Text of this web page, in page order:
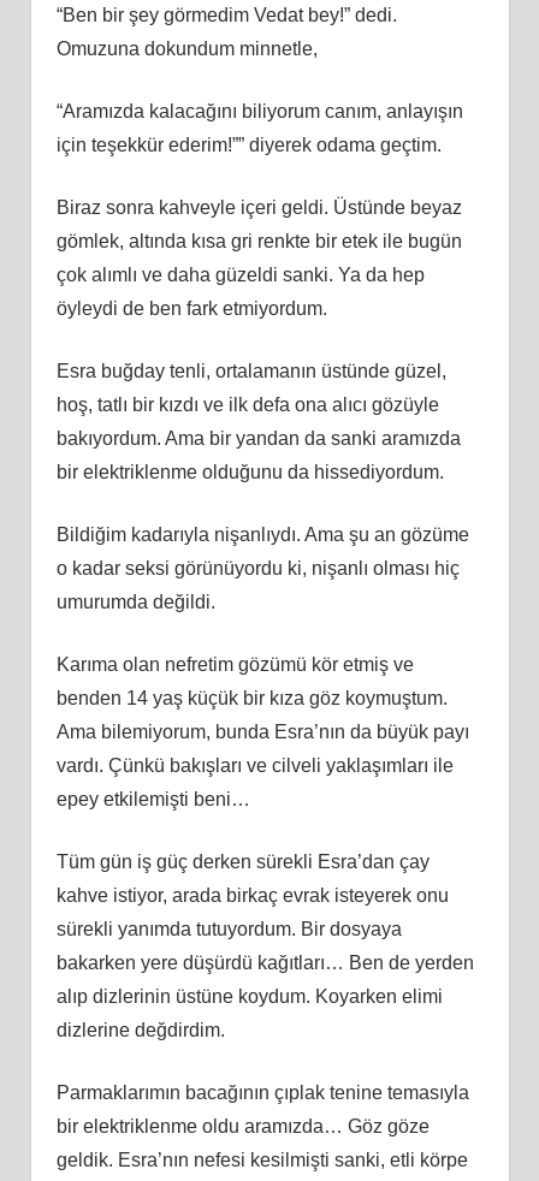
“Ben bir şey görmedim Vedat bey!” dedi.
Omuzuna dokundum minnetle,
“Aramızda kalacağını biliyorum canım, anlayışın
için teşekkür ederim!”” diyerek odama geçtim.
Biraz sonra kahveyle içeri geldi. Üstünde beyaz
gömlek, altında kısa gri renkte bir etek ile bugün
çok alımlı ve daha güzeldi sanki. Ya da hep
öyleydi de ben fark etmiyordum.
Esra buğday tenli, ortalamanın üstünde güzel,
hoş, tatlı bir kızdı ve ilk defa ona alıcı gözüyle
bakıyordum. Ama bir yandan da sanki aramızda
bir elektriklenme olduğunu da hissediyordum.
Bildiğim kadarıyla nişanlıydı. Ama şu an gözüme
o kadar seksi görünüyordu ki, nişanlı olması hiç
umurumda değildi.
Karıma olan nefretim gözümü kör etmiş ve
benden 14 yaş küçük bir kıza göz koymuştum.
Ama bilemiyorum, bunda Esra’nın da büyük payı
vardı. Çünkü bakışları ve cilveli yaklaşımları ile
epey etkilemişti beni…
Tüm gün iş güç derken sürekli Esra’dan çay
kahve istiyor, arada birkaç evrak isteyerek onu
sürekli yanımda tutuyordum. Bir dosyaya
bakarken yere düşürdü kağıtları… Ben de yerden
alıp dizlerinin üstüne koydum. Koyarken elimi
dizlerine değdirdim.
Parmaklarımın bacağının çıplak tenine temasıyla
bir elektriklenme oldu aramızda… Göz göze
geldik. Esra’nın nefesi kesilmişti sanki, etli körpe